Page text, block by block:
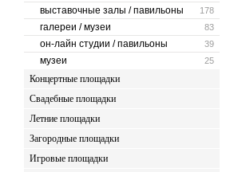
178
выставочные залы / павильоны
83
галереи / музеи
39
он-лайн студии / павильоны
25
музеи
Концертные площадки
Свадебные площадки
Летние площадки
Загородные площадки
Игровые площадки